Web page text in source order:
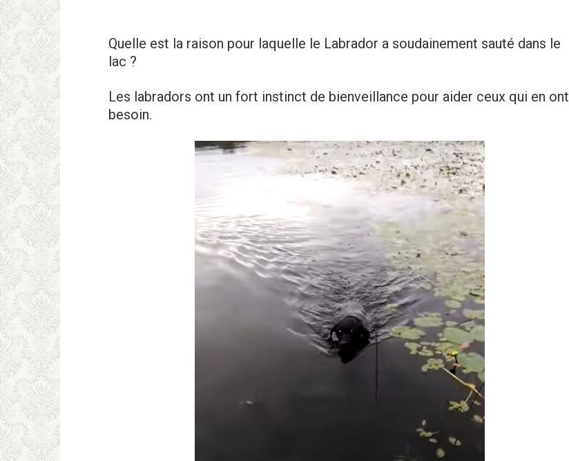
Quelle est la raison pour laquelle le Labrador a soudainement sauté dans le
lac ?
Les labradors ont un fort instinct de bienveillance pour aider ceux qui en ont
besoin.